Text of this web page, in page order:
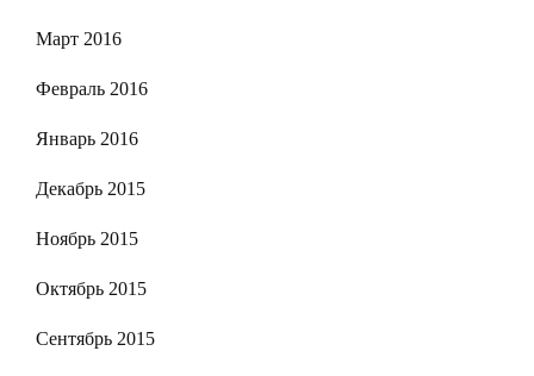
Март 2016
Февраль 2016
Январь 2016
Декабрь 2015
Ноябрь 2015
Октябрь 2015
Сентябрь 2015